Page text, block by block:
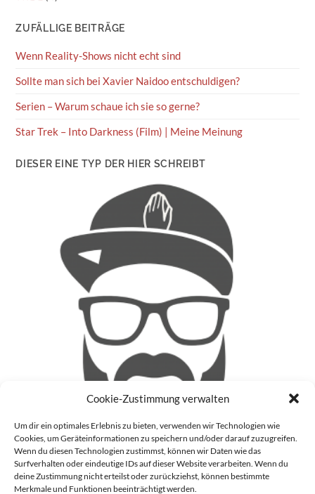
Cookie-Zustimmung verwalten
Um dir ein optimales Erlebnis zu bieten, verwenden wir Technologien wie
Cookies, um Geräteinformationen zu speichern und/oder darauf zuzugreifen.
Wenn du diesen Technologien zustimmst, können wir Daten wie das
Surfverhalten oder eindeutige IDs auf dieser Website verarbeiten. Wenn du
deine Zustimmung nicht erteilst oder zurückziehst, können bestimmte
Merkmale und Funktionen beeinträchtigt werden.
ZUFÄLLIGE BEITRÄGE
Wenn Reality-Shows nicht echt sind
Sollte man sich bei Xavier Naidoo entschuldigen?
Serien – Warum schaue ich sie so gerne?
Star Trek – Into Darkness (Film) | Meine Meinung
DIESER EINE TYP DER HIER SCHREIBT
Patrick